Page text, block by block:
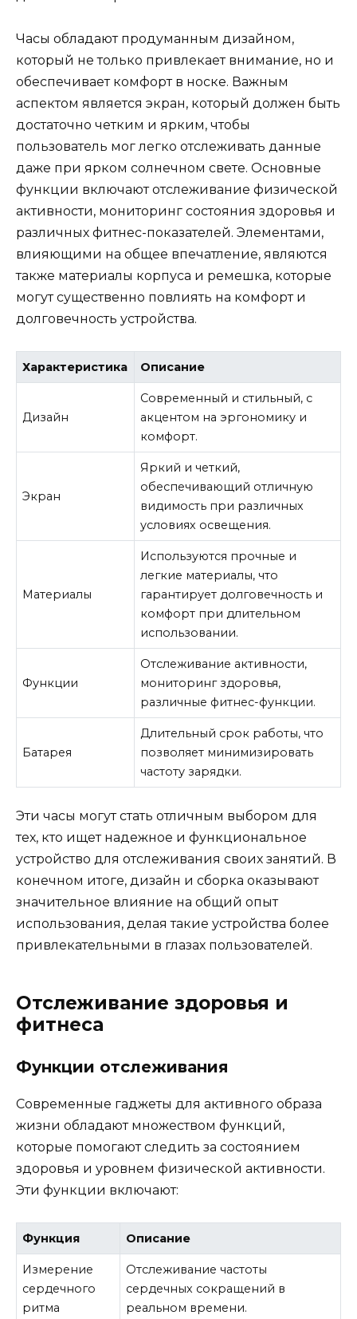
Часы обладают продуманным дизайном,
который не только привлекает внимание, но и
обеспечивает комфорт в носке. Важным
аспектом является экран, который должен быть
достаточно четким и ярким, чтобы
пользователь мог легко отслеживать данные
даже при ярком солнечном свете. Основные
функции включают отслеживание физической
активности, мониторинг состояния здоровья и
различных фитнес-показателей. Элементами,
влияющими на общее впечатление, являются
также материалы корпуса и ремешка, которые
могут существенно повлиять на комфорт и
долговечность устройства.
Характеристика Описание
Дизайн
Современный и стильный, с
акцентом на эргономику и
комфорт.
Экран
Яркий и четкий,
обеспечивающий отличную
видимость при различных
условиях освещения.
Материалы
Используются прочные и
легкие материалы, что
гарантирует долговечность и
комфорт при длительном
использовании.
Функции
Отслеживание активности,
мониторинг здоровья,
различные фитнес-функции.
Батарея
Длительный срок работы, что
позволяет минимизировать
частоту зарядки.
Эти часы могут стать отличным выбором для
тех, кто ищет надежное и функциональное
устройство для отслеживания своих занятий. В
конечном итоге, дизайн и сборка оказывают
значительное влияние на общий опыт
использования, делая такие устройства более
привлекательными в глазах пользователей.
Отслеживание здоровья и
фитнеса
Функции отслеживания
Современные гаджеты для активного образа
жизни обладают множеством функций,
которые помогают следить за состоянием
здоровья и уровнем физической активности.
Эти функции включают:
Функция Описание
Измерение
сердечного
ритма
Отслеживание частоты
сердечных сокращений в
реальном времени.